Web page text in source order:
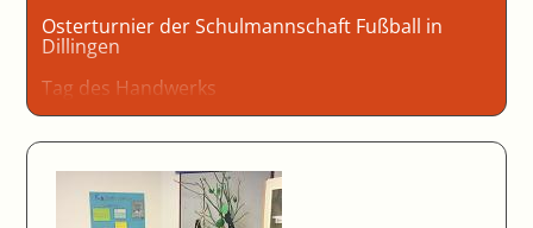
Osterturnier der Schulmannschaft Fußball in
Dillingen
Tag des Handwerks
Löten einer elektronischen Schaltung
Schulversuch Berufliche Orientierung